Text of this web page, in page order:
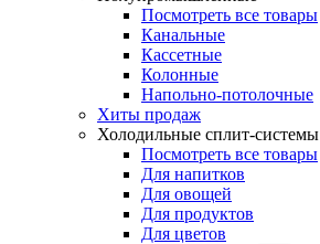
Посмотреть все товары
Канальные
Кассетные
Колонные
Напольно-потолочные
Хиты продаж
Холодильные сплит-системы
Посмотреть все товары
Для напитков
Для овощей
Для продуктов
Для цветов